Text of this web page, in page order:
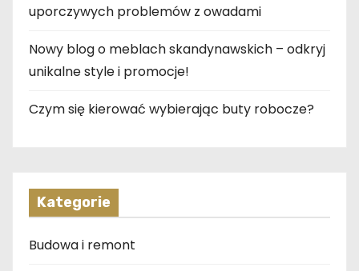
uporczywych problemów z owadami
Nowy blog o meblach skandynawskich – odkryj
unikalne style i promocje!
Czym się kierować wybierając buty robocze?
Kategorie
Budowa i remont